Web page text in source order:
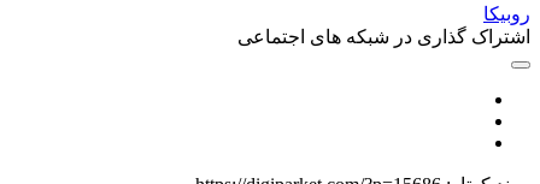
روبیکا
اشتراک گذاری در شبکه های اجتماعی